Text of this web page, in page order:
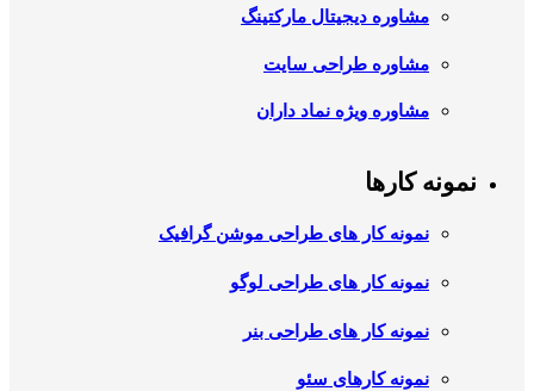
مشاوره دیجیتال مارکتینگ
مشاوره طراحی سایت
مشاوره ویژه نماد داران
نمونه کارها
نمونه کار های طراحی موشن گرافیک
نمونه کار های طراحی لوگو
نمونه کار های طراحی بنر
نمونه کارهای سئو